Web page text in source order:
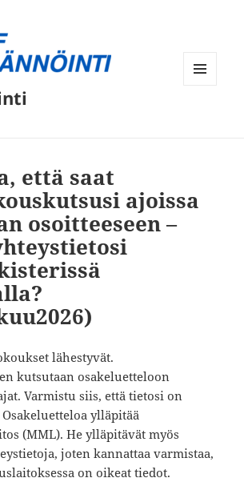
että saat
ajoissa
osoitteeseen –
lähestyvät.
kutsutaan osakeluetteloon
Varmistu siis, että tietosi on
ylläpitää
(MML). He ylläpitävät myös
joten kannattaa varmistaa,
on oikeat tiedot.